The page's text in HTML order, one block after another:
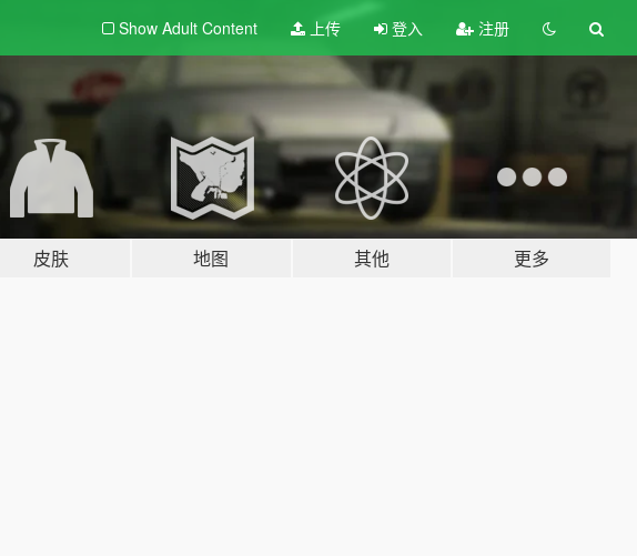
Show Adult Content 上传 登入 注册
皮肤 地图 其他 更多